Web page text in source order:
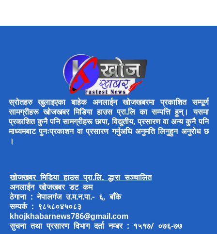
स्रोतहरु खुलाइएका बाहेक अनलाईन खोजखबरमा प्रकाशित सम्पूर्ण
सामग्रीहरू खोजखबर मिडिया हाउस प्रा.लि का सम्पत्ति हुन्। यसमा
प्रकाशित कुनै पनि सामग्रीहरू छापा, विद्युतीय, प्रसारण वा अन्य कुनै पनि
माध्यमबाट पुनःप्रकाशन वा प्रसारण गर्नुअघि अनुमति लिनुहुन अनुरोध छ
।
खोजखबर मिडिया हाउस प्रा.लि. द्धारा सञ्चालित
अनलाईन खोजखबर डट कम
ठेगाना : नेपालगंज उ.म.न.पा.- ६, बाँके
सम्पर्क : ९८५८०४५०८३
khojkhabarnews786@gmail.com
सुचना तथा प्रसारण विभाग दर्ता नम्बर : १५१७/ ०७६-७७